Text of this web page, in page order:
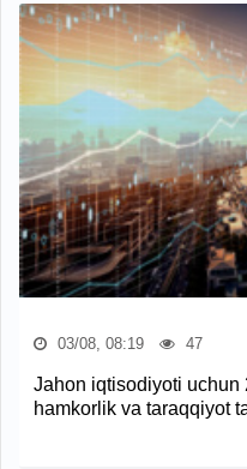
03/08, 08:19 47
Jahon iqtisodiyoti
hamkorlik va taraqqiyot